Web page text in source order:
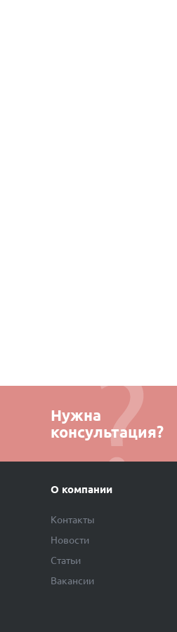
Нужна
консультация?
О компании
Контакты
Новости
Статьи
Вакансии